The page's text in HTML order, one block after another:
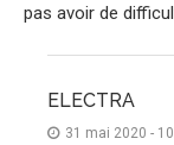
pas avoir de
ELECTRA
31 mai 2020 -